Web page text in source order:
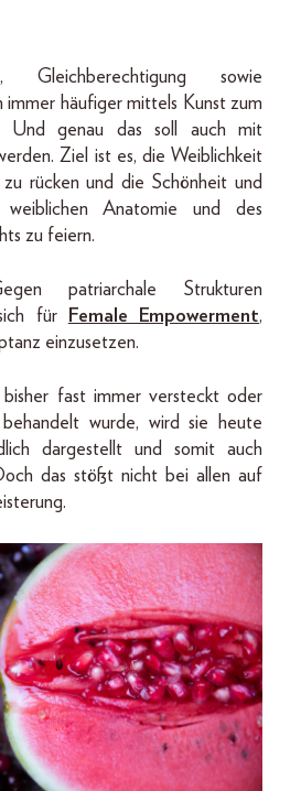
Gleichberechtigung sowie
immer häufiger mittels Kunst zum
Und genau das soll auch mit
Ziel ist es, die Weiblichkeit
rücken und die Schönheit und
weiblichen Anatomie und des
zu feiern.
patriarchale Strukturen
für
Female Empowerment,
einzusetzen.
bisher fast immer versteckt oder
wurde, wird sie heute
dargestellt und somit auch
das stößt nicht bei allen auf